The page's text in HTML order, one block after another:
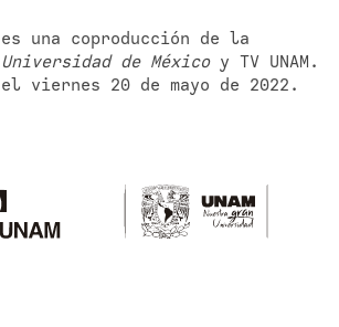
de México y TV UNAM.
viernes 20 de mayo de 2022.